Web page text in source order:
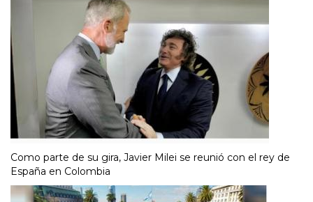
Como parte de su gira, Javier Milei se reunió con el rey de
España en Colombia